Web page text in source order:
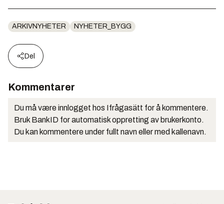
ARKIVNYHETER NYHETER_BYGG
Del
Kommentarer
Du må være innlogget hos Ifrågasätt for å kommentere.
Bruk BankID for automatisk oppretting av brukerkonto.
Du kan kommentere under fullt navn eller med kallenavn.